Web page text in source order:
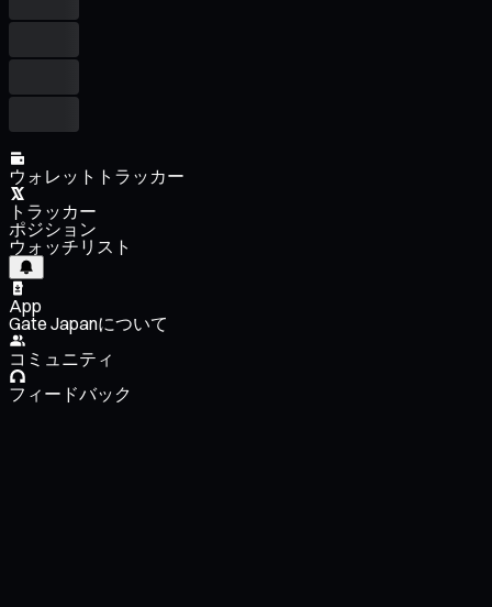
ウォレットトラッカー
トラッカー
ポジション
ウォッチリスト
App
Gate Japanについて
コミュニティ
フィードバック